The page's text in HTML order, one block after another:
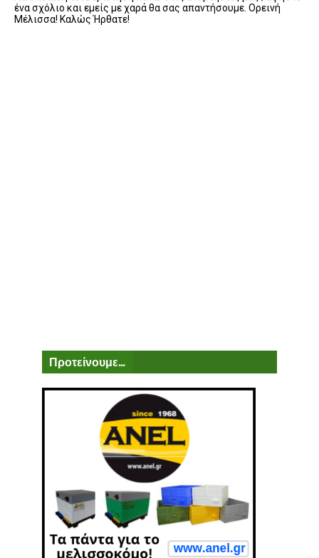
ένα σχόλιο και εμείς με χαρά θα σας απαντήσουμε. Ορεινή
Μέλισσα! Καλώς Ήρθατε!
Προτείνουμε...